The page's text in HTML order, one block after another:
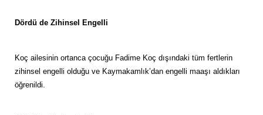
Dördü de Zihinsel Engelli
Koç ailesinin ortanca çocuğu Fadime Koç dışındaki tüm fertlerin
zihinsel engelli olduğu ve Kaymakamlık’dan engelli maaşı aldıkları
öğrenildi.